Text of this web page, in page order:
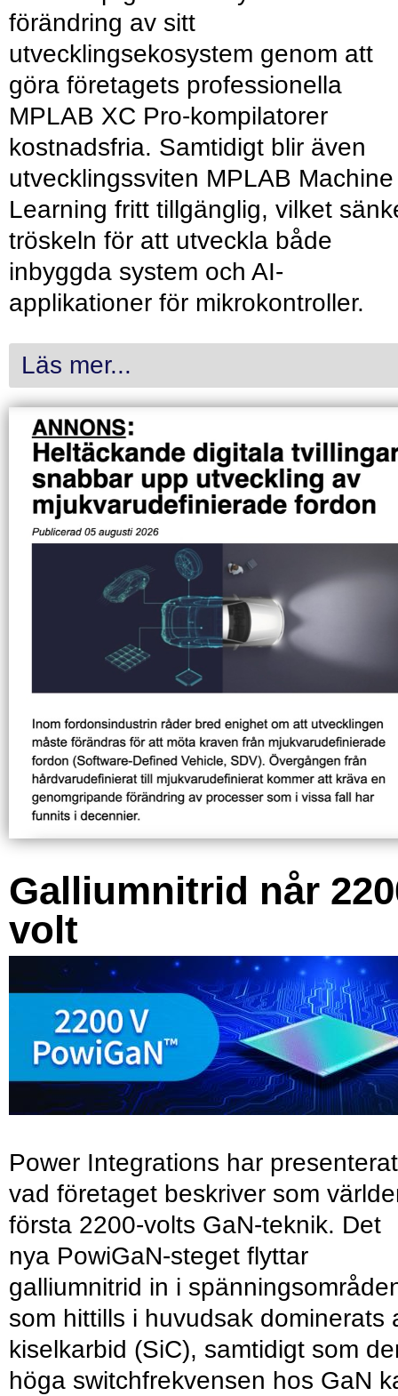
förändring av sitt
utvecklingsekosystem genom att
göra företagets professionella
MPLAB XC Pro-kompilatorer
kostnadsfria. Samtidigt blir även
utvecklingssviten MPLAB Machine
Learning fritt tillgänglig, vilket
tröskeln för att utveckla både
inbyggda system och AI-
applikationer för mikrokontroller.
Läs mer...
Galliumnitrid når
volt
Power Integrations har presenterat
vad företaget beskriver som
första 2200-volts GaN-teknik. Det
nya PowiGaN-steget flyttar
galliumnitrid in i
som hittills i huvudsak dominerats
kiselkarbid (SiC), samtidigt som
höga switchfrekvensen hos GaN